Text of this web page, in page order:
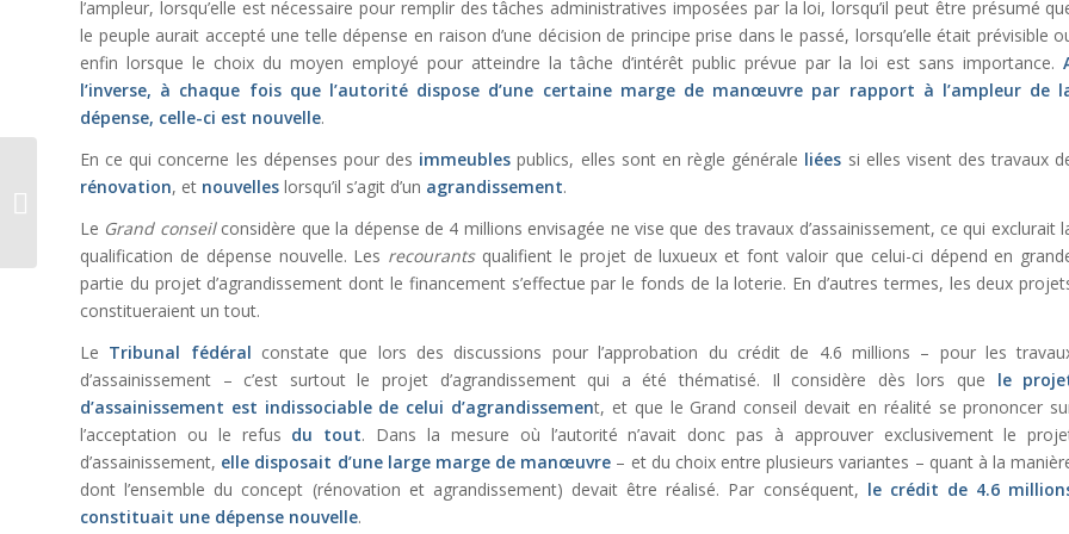
l’ampleur, lorsqu’elle est nécessaire pour remplir des tâches administratives imposées par la loi, lorsqu’il peut être présumé
le peuple aurait accepté une telle dépense en raison d’une décision de principe prise dans le passé, lorsqu’elle était prévisible
enfin lorsque le choix du moyen employé pour atteindre la tâche d’intérêt public prévue par la loi est sans importance.
l’inverse, à chaque fois que l’autorité dispose d’une certaine marge de manœuvre par rapport à l’ampleur de
dépense, celle-ci est nouvelle.
En ce qui concerne les dépenses pour des immeubles publics, elles sont en règle générale liées si elles visent des travaux
rénovation, et nouvelles lorsqu’il s’agit d’un agrandissement.
Le Grand conseilconsidère que la dépense de 4 millions envisagée ne vise que des travaux d’assainissement, ce qui exclurait
qualification de dépense nouvelle. Les recourantsqualifient le projet de luxueux et font valoir que celui-ci dépend en
partie du projet d’agrandissement dont le financement s’effectue par le fonds de la loterie. En d’autres termes, les deux
constitueraient un tout.
Le Tribunal fédéral constate que lors des discussions pour l’approbation du crédit de 4.6 millions – pour les
d’assainissement – c’est surtout le projet d’agrandissement qui a été thématisé. Il considère dès lors que le
d’assainissement est indissociable de celui d’agrandissement, et que le Grand conseil devait en réalité se prononcer
l’acceptation ou le refus du tout. Dans la mesure où l’autorité n’avait donc pas à approuver exclusivement le
d’assainissement, elle disposait d’une large marge de manœuvre – et du choix entre plusieurs variantes – quant à la
dont l’ensemble du concept (rénovation et agrandissement) devait être réalisé. Par conséquent, le crédit de 4.6
constituait une dépense nouvelle.
La validité d’une
expertise-arbitrage
matière de baux...